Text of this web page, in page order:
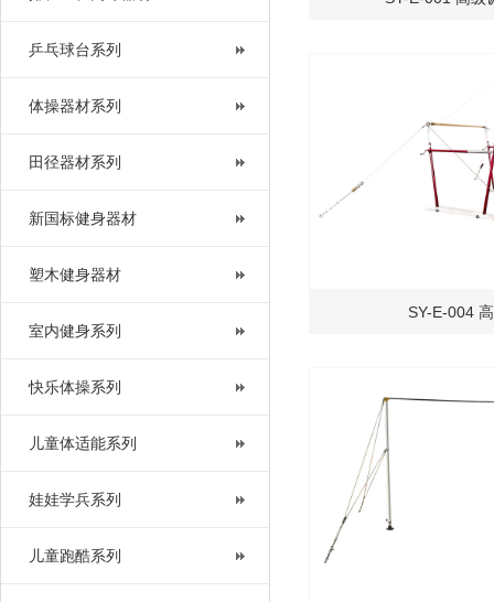
乒乓球台系列
体操器材系列
田径器材系列
新国标健身器材
塑木健身器材
室内健身系列
快乐体操系列
儿童体适能系列
娃娃学兵系列
儿童跑酷系列
SY-E-004